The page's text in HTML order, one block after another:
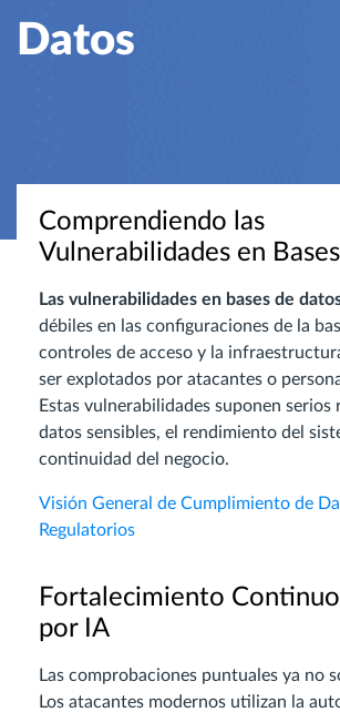
Datos
Comprendiendo las
Vulnerabilidades en
Las vulnerabilidades en bases de
débiles en las configuraciones de la
controles de acceso y la
ser explotados por atacantes o
Estas vulnerabilidades suponen serios
datos sensibles, el rendimiento del
continuidad del negocio.
Visión General de Cumplimiento de
Regulatorios
Fortalecimiento
por IA
Las comprobaciones puntuales ya no
Los atacantes modernos utilizan la